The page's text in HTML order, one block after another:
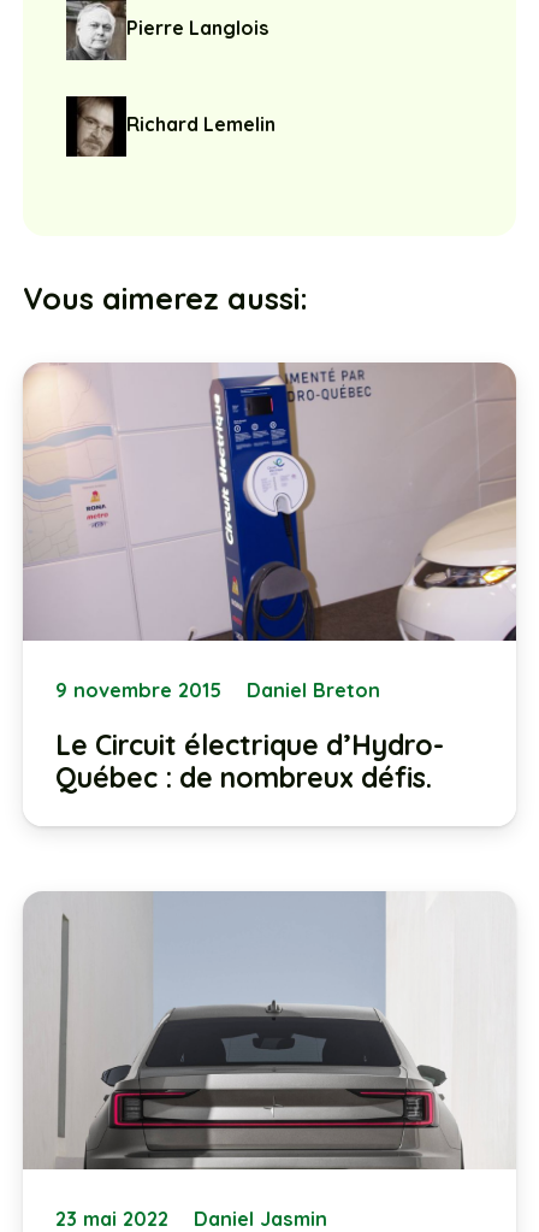
Pierre Langlois
Richard Lemelin
Vous aimerez aussi:
9 novembre 2015 Daniel Breton
Le Circuit électrique d’Hydro-
Québec : de nombreux défis.
23 mai 2022 Daniel Jasmin